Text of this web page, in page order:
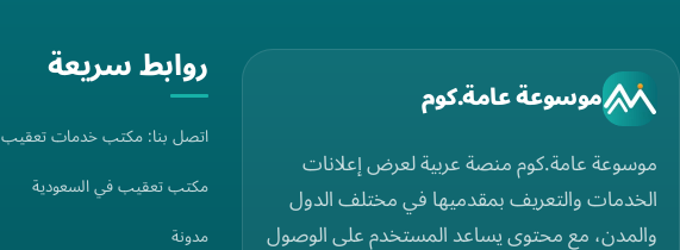
موسوعة عامة.كوم
موسوعة عامة.كوم منصة عربية لعرض إعلانات
الخدمات والتعريف بمقدميها في مختلف الدول
والمدن، مع محتوى يساعد المستخدم على الوصول
روابط سريعة
اتصل بنا: مكتب خدمات تعقيب
مكتب تعقيب في السعودية
مدونة